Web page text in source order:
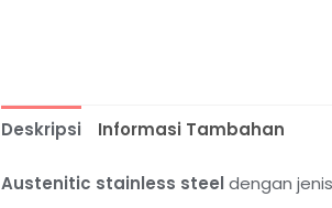
Deskripsi Informasi Tambahan
Austenitic stainless steel dengan